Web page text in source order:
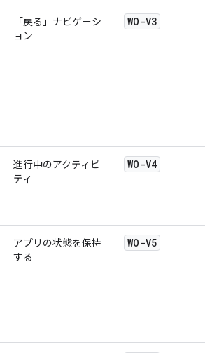
「戻る」ナビゲーシ
ョン
WO-V3
進行中のアクティビ
ティ
WO-V4
アプリの状態を保持
する
WO-V5